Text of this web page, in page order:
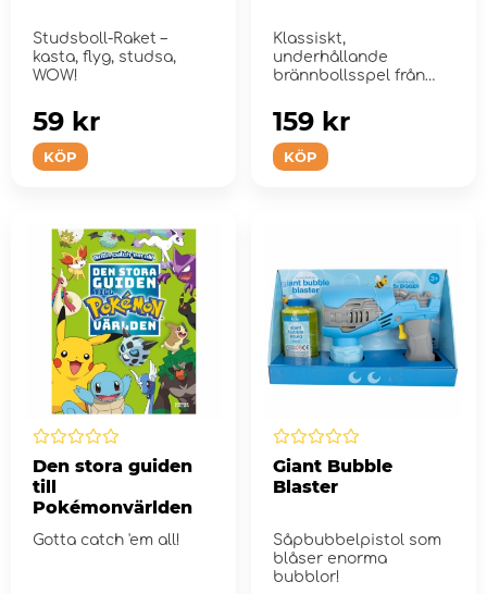
Studsboll-Raket –
kasta, flyg, studsa,
WOW!
KÖP
59 kr
Klassiskt,
underhållande
brännbollsspel från
KÖP
159 kr
Den stora guiden
till
Pokémonvärlden
Gotta catch 'em all!
Giant Bubble
Blaster
Såpbubbelpistol som
blåser enorma
bubblor!